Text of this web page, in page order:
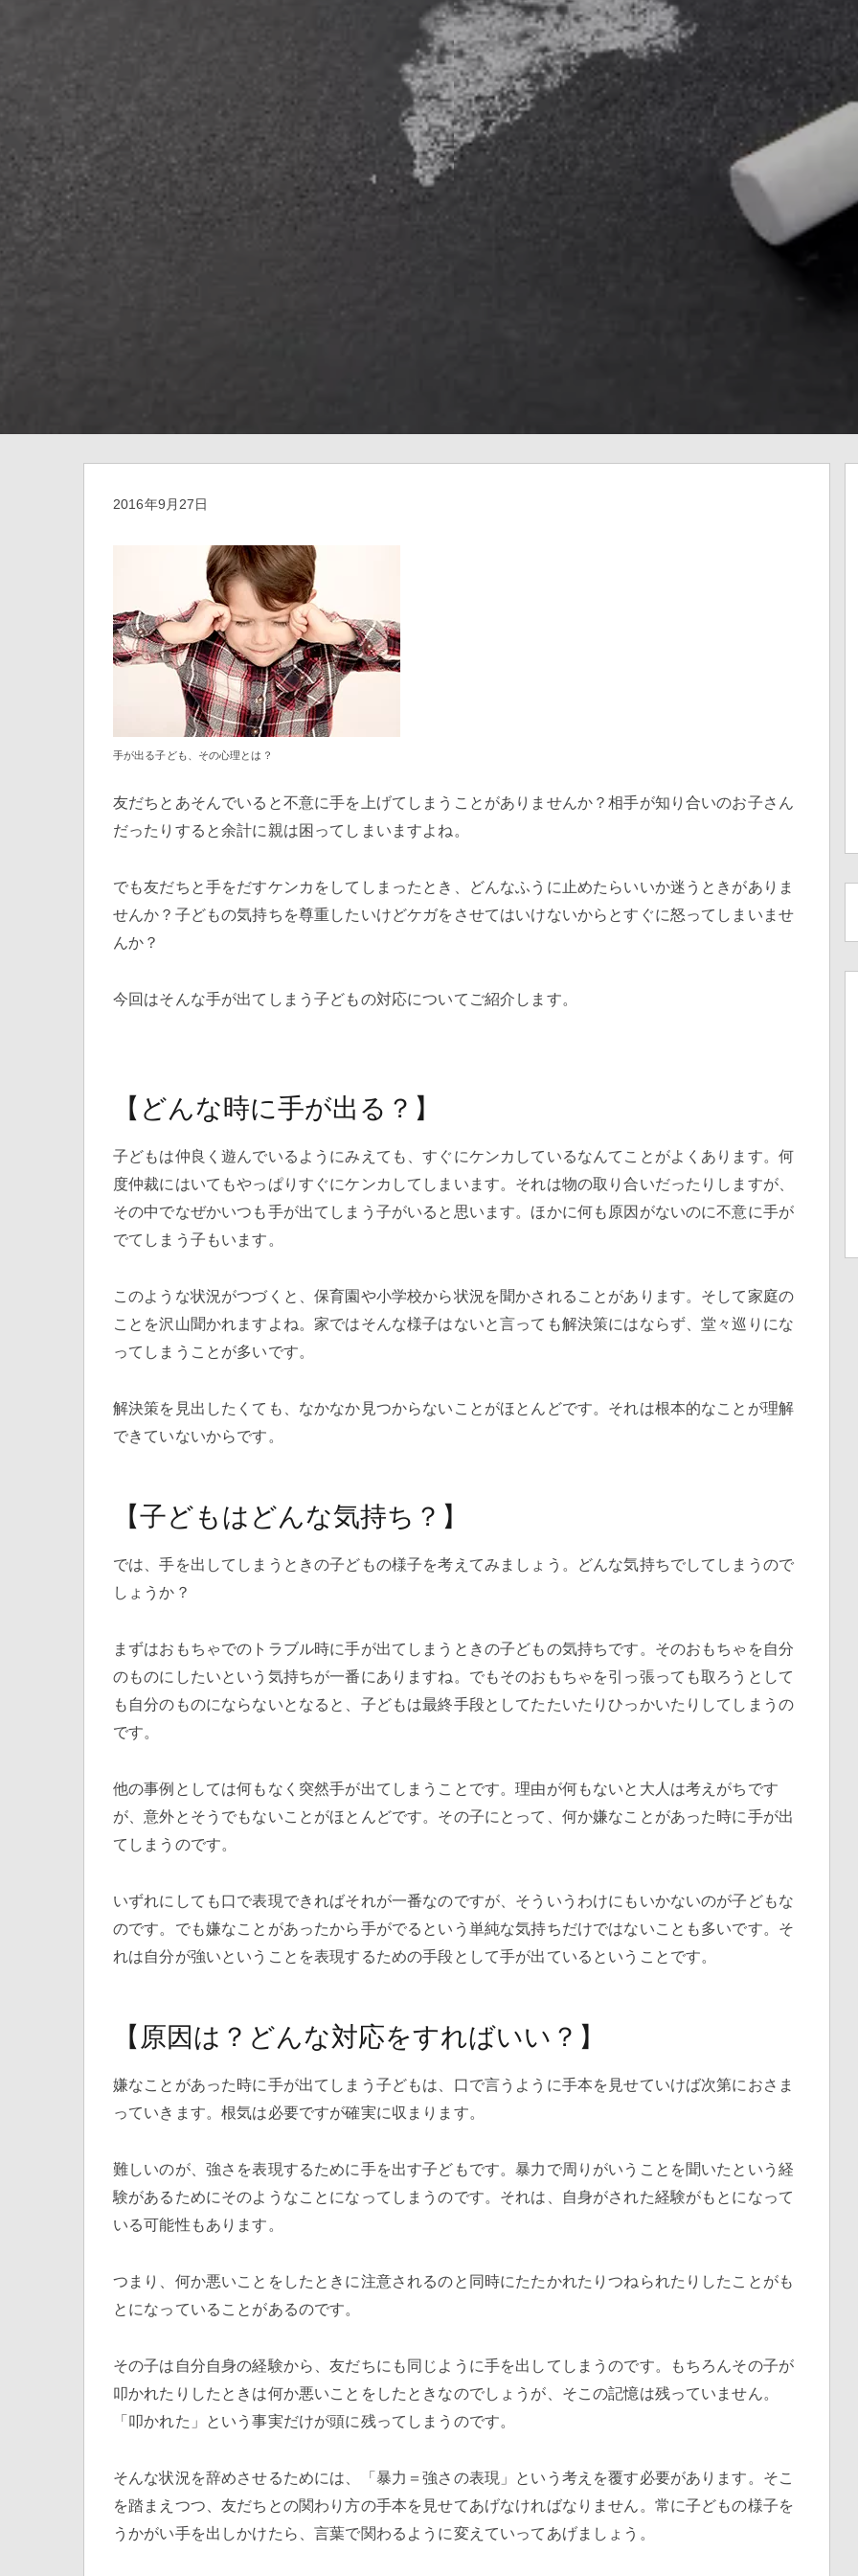
2016年9月27日
手が出る子ども、その心理とは？
友だちとあそんでいると不意に手を上げてしまうことがありませんか？相手が知り合いのお子さん
だったりすると余計に親は困ってしまいますよね。
でも友だちと手をだすケンカをしてしまったとき、どんなふうに止めたらいいか迷うときがありま
せんか？子どもの気持ちを尊重したいけどケガをさせてはいけないからとすぐに怒ってしまいませ
んか？
今回はそんな手が出てしまう子どもの対応についてご紹介します。
【どんな時に手が出る？】
子どもは仲良く遊んでいるようにみえても、すぐにケンカしているなんてことがよくあります。何
度仲裁にはいてもやっぱりすぐにケンカしてしまいます。それは物の取り合いだったりしますが、
その中でなぜかいつも手が出てしまう子がいると思います。ほかに何も原因がないのに不意に手が
でてしまう子もいます。
このような状況がつづくと、保育園や小学校から状況を聞かされることがあります。そして家庭の
ことを沢山聞かれますよね。家ではそんな様子はないと言っても解決策にはならず、堂々巡りにな
ってしまうことが多いです。
解決策を見出したくても、なかなか見つからないことがほとんどです。それは根本的なことが理解
できていないからです。
【子どもはどんな気持ち？】
では、手を出してしまうときの子どもの様子を考えてみましょう。どんな気持ちでしてしまうので
しょうか？
まずはおもちゃでのトラブル時に手が出てしまうときの子どもの気持ちです。そのおもちゃを自分
のものにしたいという気持ちが一番にありますね。でもそのおもちゃを引っ張っても取ろうとして
も自分のものにならないとなると、子どもは最終手段としてたたいたりひっかいたりしてしまうの
です。
他の事例としては何もなく突然手が出てしまうことです。理由が何もないと大人は考えがちです
が、意外とそうでもないことがほとんどです。その子にとって、何か嫌なことがあった時に手が出
てしまうのです。
いずれにしても口で表現できればそれが一番なのですが、そういうわけにもいかないのが子どもな
のです。でも嫌なことがあったから手がでるという単純な気持ちだけではないことも多いです。そ
れは自分が強いということを表現するための手段として手が出ているということです。
【原因は？どんな対応をすればいい？】
嫌なことがあった時に手が出てしまう子どもは、口で言うように手本を見せていけば次第におさま
っていきます。根気は必要ですが確実に収まります。
難しいのが、強さを表現するために手を出す子どもです。暴力で周りがいうことを聞いたという経
験があるためにそのようなことになってしまうのです。それは、自身がされた経験がもとになって
いる可能性もあります。
つまり、何か悪いことをしたときに注意されるのと同時にたたかれたりつねられたりしたことがも
とになっていることがあるのです。
その子は自分自身の経験から、友だちにも同じように手を出してしまうのです。もちろんその子が
叩かれたりしたときは何か悪いことをしたときなのでしょうが、そこの記憶は残っていません。
「叩かれた」という事実だけが頭に残ってしまうのです。
そんな状況を辞めさせるためには、「暴力＝強さの表現」という考えを覆す必要があります。そこ
を踏まえつつ、友だちとの関わり方の手本を見せてあげなければなりません。常に子どもの様子を
うかがい手を出しかけたら、言葉で関わるように変えていってあげましょう。